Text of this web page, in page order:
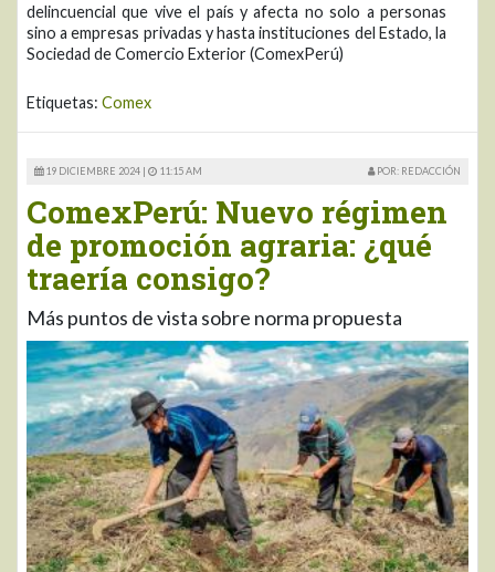
delincuencial que vive el país y afecta no solo a personas
sino a empresas privadas y hasta instituciones del Estado, la
Sociedad de Comercio Exterior (ComexPerú)
Etiquetas: Comex
19 DICIEMBRE 2024 | 11:15 AM POR: REDACCIÓN
ComexPerú: Nuevo régimen
de promoción agraria: ¿qué
traería consigo?
Más puntos de vista sobre norma propuesta